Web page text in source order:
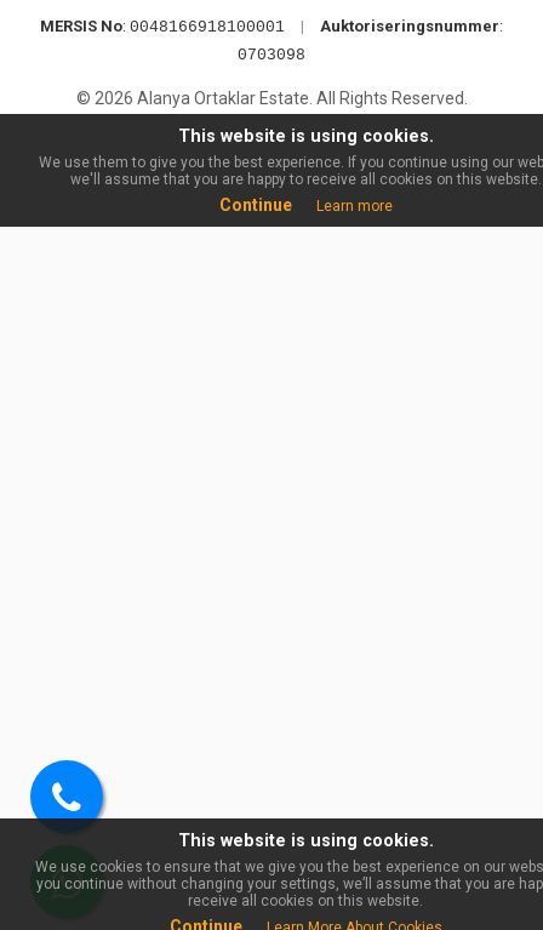
MERSIS No: 0048166918100001 | Auktoriseringsnummer:
0703098
© 2026 Alanya Ortaklar Estate. All Rights Reserved.
Ring
oss
WhatsApp
This website is using cookies.
We use cookies to ensure that we give you the best experience on our
you continue without changing your settings, we’ll assume that you are
receive all cookies on this website.
This website is using cookies.
We use them to give you the best experience. If you continue using our
we'll assume that you are happy to receive all cookies on this website.
Continue Learn more